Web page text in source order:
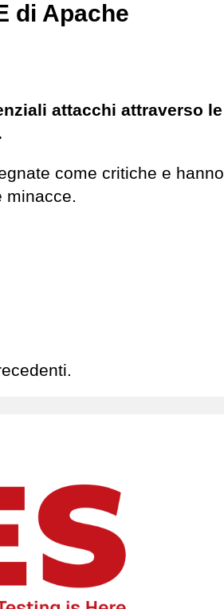
di Apache
attacchi attraverso le
come critiche e hanno
minacce.